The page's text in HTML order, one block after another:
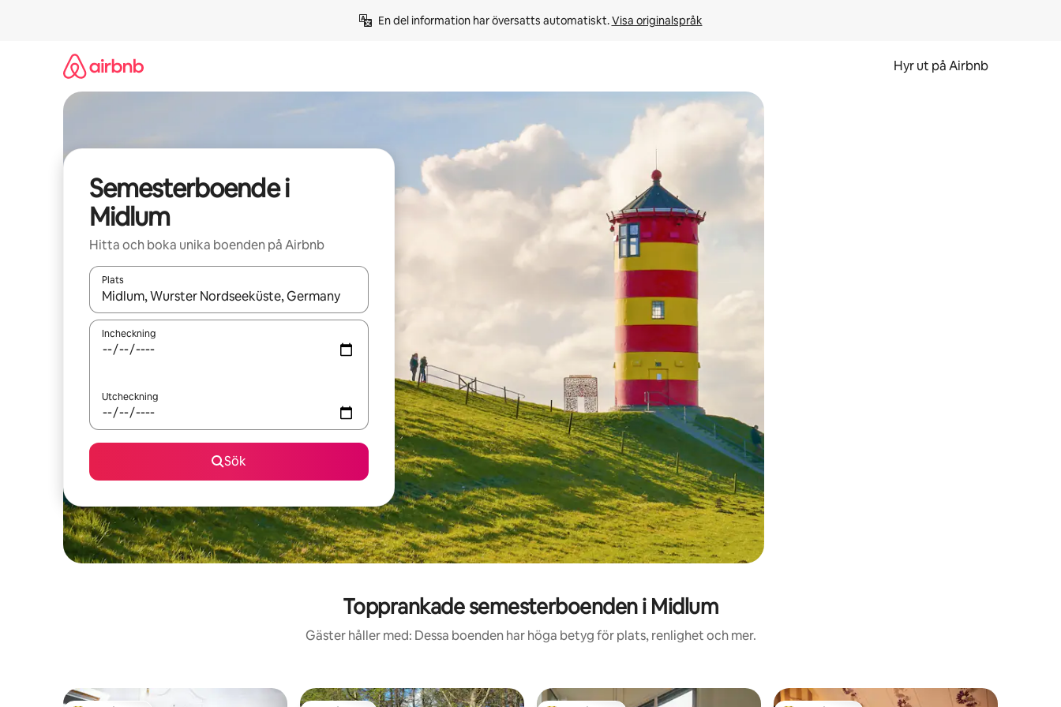
En del information har översatts automatiskt. Visa originalspråk
Hyr ut på Airbnb
Semesterboende i
Midlum
Hitta och boka unika boenden på Airbnb
Plats
När resultaten är tillgängliga kan du navigera med upp- och nedåtpilarna eller utforska genom att trycka eller svepa.
Incheckning
Utcheckning
Sök
Topprankade semesterboenden i Midlum
Gäster håller med: Dessa boenden har höga betyg för plats, renlighet och mer.